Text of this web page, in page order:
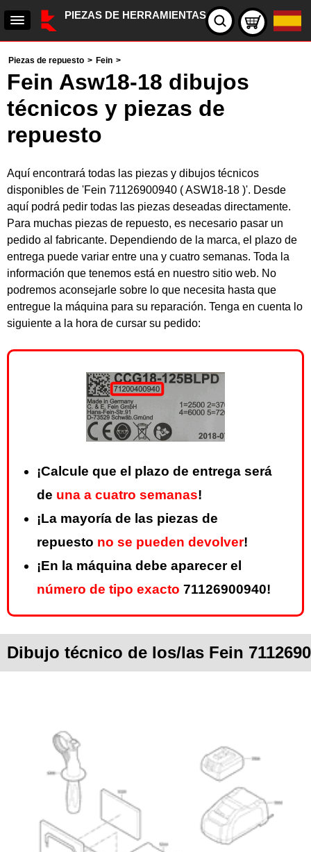
PIEZAS DE HERRAMIENTAS
Piezas de repuesto > Fein >
Fein Asw18-18 dibujos
técnicos y piezas de
repuesto
Aquí encontrará todas las piezas y dibujos técnicos
disponibles de 'Fein 71126900940 ( ASW18-18 )'. Desde
aquí podrá pedir todas las piezas deseadas directamente.
Para muchas piezas de repuesto, es necesario pasar un
pedido al fabricante. Dependiendo de la marca, el plazo de
entrega puede variar entre una y cuatro semanas. Toda la
información que tenemos está en nuestro sitio web. No
podremos aconsejarle sobre lo que necesita hasta que
entregue la máquina para su reparación. Tenga en cuenta lo
siguiente a la hora de cursar su pedido:
¡Calcule que el plazo de entrega será
de una a cuatro semanas!
¡La mayoría de las piezas de
repuesto no se pueden devolver!
¡En la máquina debe aparecer el
número de tipo exacto 71126900940!
Dibujo técnico de los/las Fein